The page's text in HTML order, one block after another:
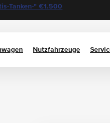
Tanken-" €1.500
Nutzfahrzeuge